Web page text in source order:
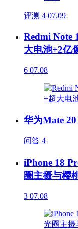
评测 4 07.09
Redmi Note
大电池+2亿
6 07.08
华为Mate
问答 4
iPhone 18
圈主摄与樱
3 07.08